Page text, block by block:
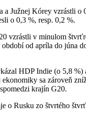
a Južnej Kórey vzrástli o
o 0,3 %, resp. 0,2 %.
vzrástli v minulom
od apríla do júna
HDP Indie (o 5,8 %)
sa zároveň
krajín G20.
o Rusku zo štvrtého